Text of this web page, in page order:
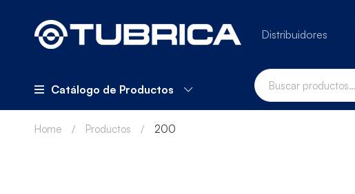
Distribuidores
Catálogo de Productos
Home Productos 200